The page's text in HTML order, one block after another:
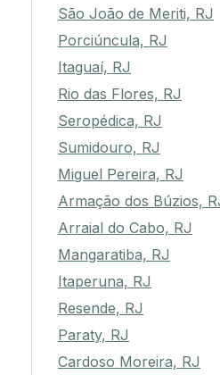
São João de Meriti, RJ
Porciúncula, RJ
Itaguaí, RJ
Rio das Flores, RJ
Seropédica, RJ
Sumidouro, RJ
Miguel Pereira, RJ
Armação dos Búzios,
Arraial do Cabo, RJ
Mangaratiba, RJ
Itaperuna, RJ
Resende, RJ
Paraty, RJ
Cardoso Moreira, RJ